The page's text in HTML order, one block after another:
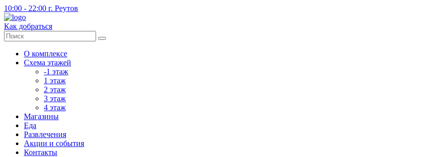
10:00 - 22:00 г. Реутов
Как добраться
О комплексе
Схема этажей
-1 этаж
1 этаж
2 этаж
3 этаж
4 этаж
Магазины
Еда
Развлечения
Акции и события
Контакты